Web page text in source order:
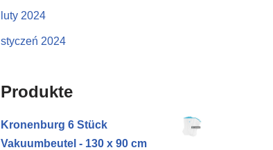
luty 2024
styczeń 2024
Produkte
Kronenburg 6 Stück
Vakuumbeutel - 130 x 90 cm